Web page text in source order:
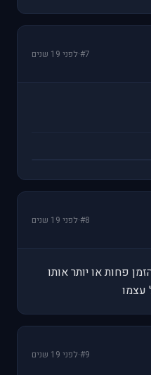
#7
·לפני 19 שנים
#8
·לפני 19 שנים
פחות או יותר אותו
עצמו
#9
·לפני 19 שנים